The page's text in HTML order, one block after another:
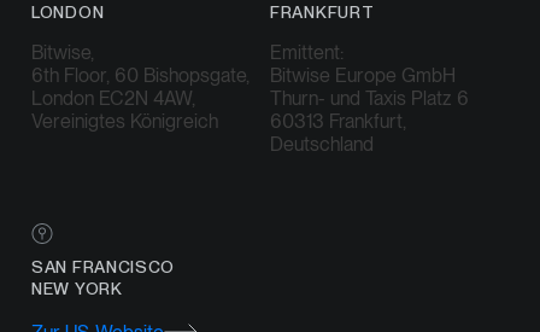
LONDON
Bitwise,
6th Floor, 60 Bishopsgate,
London EC2N 4AW,
Vereinigtes Königreich
FRANKFURT
Emittent:
Bitwise Europe GmbH
Thurn- und Taxis Platz 6
60313 Frankfurt,
Deutschland
SAN FRANCISCO
NEW YORK